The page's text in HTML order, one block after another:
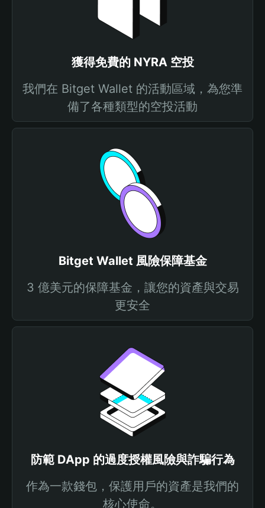
獲得免費的 NYRA 空投
我們在 Bitget Wallet 的活動區域，為您準
備了各種類型的空投活動
Bitget Wallet 風險保障基金
3 億美元的保障基金，讓您的資產與交易
更安全
防範 DApp 的過度授權風險與詐騙行為
作為一款錢包，保護用戶的資產是我們的
核心使命。